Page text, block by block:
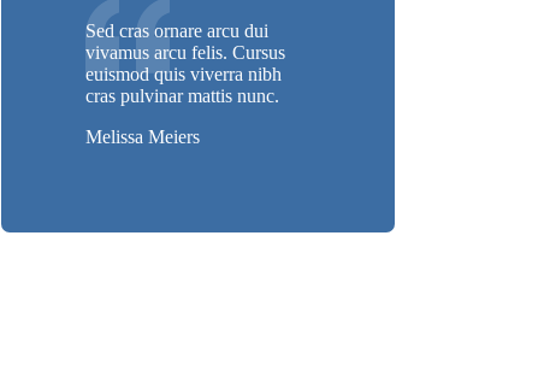
Sed cras ornare arcu dui
vivamus arcu felis. Cursus
euismod quis viverra nibh
cras pulvinar mattis nunc.
Melissa Meiers